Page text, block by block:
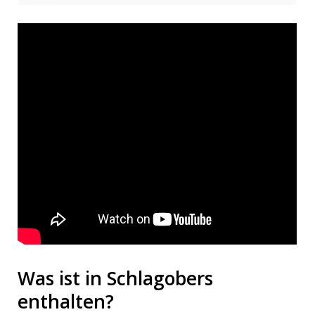
Was ist in Schlagobers
enthalten?